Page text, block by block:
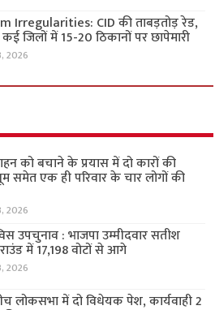
Irregularities: CID की ताबड़तोड़ रेड,
जिलों में 15-20 ठिकानों पर छापेमारी
2026
को बचाने के प्रयास में दो कारों की
समेत एक ही परिवार के चार लोगों की
2026
उपचुनाव : भाजपा उम्मीदवार सतीश
में 17,198 वोटों से आगे
2026
लोकसभा में दो विधेयक पेश, कार्यवाही 2